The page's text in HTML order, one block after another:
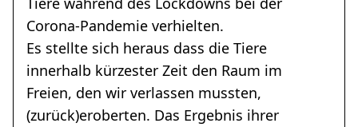
Corona-Pandemie verhielten.
Es stellte sich heraus dass die Tiere
innerhalb kürzester Zeit den Raum im
Freien, den wir verlassen mussten,
(zurück)eroberten. Das Ergebnis ihrer